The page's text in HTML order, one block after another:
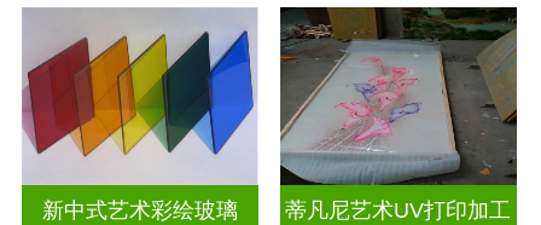
新中式艺术彩绘玻璃 蒂凡尼艺术UV打印加工